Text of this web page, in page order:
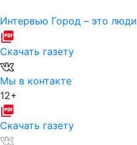
Интервью Город – это люди
Скачать газету
Мы в контакте
12+
Скачать газету